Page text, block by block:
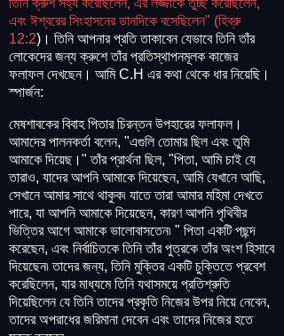
তিনি ক্রুশ সহ্য করেছিলেন, এর লজ্জাকে তুচ্ছ করেছিলেন,
এবং ঈশ্বরের সিংহাসনের ডানদিকে বসেছিলেন" (হিব্রু
12:2)। তিনি আপনার প্রতি তাকাবেন যেভাবে তিনি তাঁর
লোকেদের জন্য ক্রুশে তাঁর প্রতিস্থাপনমূলক কাজের
ফলাফল দেখছেন। আমি C.H এর কথা থেকে ধার নিয়েছি।
স্পার্জন:
মেষশাবকের বিবাহ পিতার চিরন্তন উপহারের ফলাফল।
আমাদের পালনকর্তা বলেন, "এগুলি তোমার ছিল এবং তুমি
আমাকে দিয়েছ।" তাঁর প্রার্থনা ছিল, "পিতা, আমি চাই যে
তারাও, যাদের আপনি আমাকে দিয়েছেন, আমি যেখানে আছি,
সেখানে আমার সাথে থাকুক৷ যাতে তারা আমার মহিমা দেখতে
পারে, যা আপনি আমাকে দিয়েছেন, কারণ আপনি পৃথিবীর
ভিত্তির আগে আমাকে ভালোবাসতেন৷ " পিতা একটি পছন্দ
করেছেন, এবং নির্বাচিতকে তিনি তাঁর পুত্রকে তাঁর অংশ হিসাবে
দিয়েছেন৷ তাদের জন্য, তিনি মুক্তির একটি চুক্তিতে প্রবেশ
করেছিলেন, যার মাধ্যমে তিনি যথাসময়ে প্রতিশ্রুতি
দিয়েছিলেন যে তিনি তাদের প্রকৃতি নিজের উপর নিয়ে নেবেন,
তাদের অপরাধের জরিমানা দেবেন এবং তাদের নিজের হতে